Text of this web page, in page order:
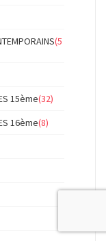
(5
15ème(32)
16ème(8)